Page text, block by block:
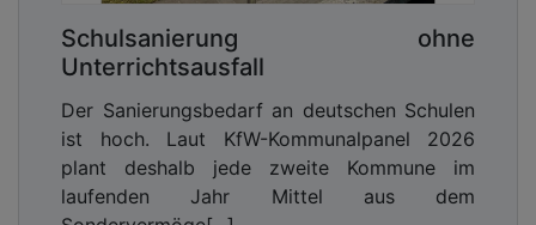
Schulsanierung ohne
Unterrichtsausfall
Der Sanierungsbedarf an deutschen Schulen
ist hoch. Laut KfW-Kommunalpanel 2026
plant deshalb jede zweite Kommune im
laufenden Jahr Mittel aus dem